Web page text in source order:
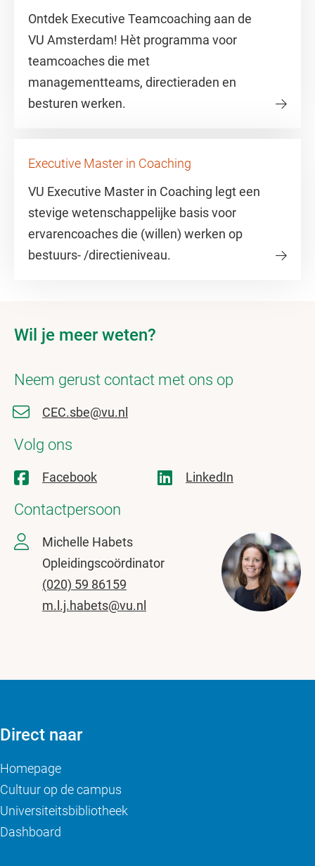
Ontdek Executive Teamcoaching aan de
VU Amsterdam! Hèt programma voor
teamcoaches die met
managementteams, directieraden en
besturen werken.
Executive Master in Coaching
VU Executive Master in Coaching legt een
stevige wetenschappelijke basis voor
ervarencoaches die (willen) werken op
bestuurs- /directieniveau.
Wil je meer weten?
Neem gerust contact met ons op
CEC.sbe@vu.nl
Volg ons
Facebook LinkedIn
Contactpersoon
Michelle Habets
Opleidingscoördinator
(020) 59 86159
m.l.j.habets@vu.nl
Direct naar
Homepage
Cultuur op de campus
Universiteitsbibliotheek
Dashboard